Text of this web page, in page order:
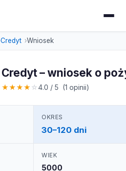
Credyt Wniosek
Credyt – wniosek o
★★★★ ☆4.0 / 5 (1 opinii)
OKRES
30–120 dni
WIEK
5000